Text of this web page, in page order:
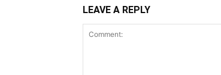
LEAVE A REPLY